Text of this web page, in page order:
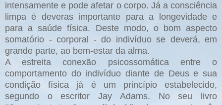
intensamente e pode afetar o corpo. Já a consciência
limpa é deveras importante para a longevidade e
para a saúde física. Deste modo, o bom aspecto
somatório - corporal - do indivíduo se deverá, em
grande parte, ao bem-estar da alma.
A estreita conexão psicossomática entre o
comportamento do indivíduo diante de Deus e sua
condição física já é um princípio estabelecido,
segundo o escritor Jay Adams. No seu livro